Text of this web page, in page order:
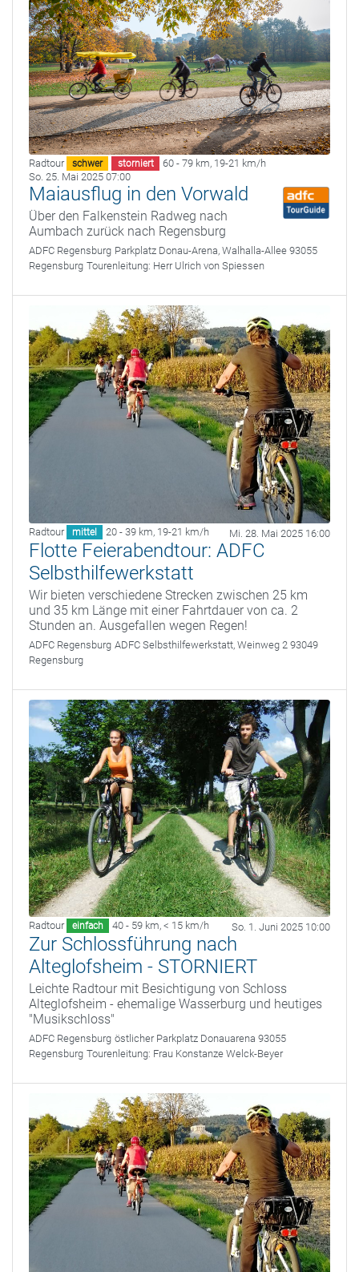
Radtour schwer storniert 60 - 79 km, 19-21 km/h
So. 25. Mai 2025 07:00
Maiausflug in den Vorwald
Über den Falkenstein Radweg nach
Aumbach zurück nach Regensburg
ADFC Regensburg Parkplatz Donau-Arena, Walhalla-Allee 93055
Regensburg Tourenleitung: Herr Ulrich von Spiessen
Radtour mittel 20 - 39 km, 19-21 km/h Mi. 28. Mai 2025 16:00
Flotte Feierabendtour: ADFC
Selbsthilfewerkstatt
Wir bieten verschiedene Strecken zwischen 25 km
und 35 km Länge mit einer Fahrtdauer von ca. 2
Stunden an. Ausgefallen wegen Regen!
ADFC Regensburg ADFC Selbsthilfewerkstatt, Weinweg 2 93049
Regensburg
Radtour einfach 40 - 59 km, < 15 km/h So. 1. Juni 2025 10:00
Zur Schlossführung nach
Alteglofsheim - STORNIERT
Leichte Radtour mit Besichtigung von Schloss
Alteglofsheim - ehemalige Wasserburg und heutiges
"Musikschloss"
ADFC Regensburg östlicher Parkplatz Donauarena 93055
Regensburg Tourenleitung: Frau Konstanze Welck-Beyer